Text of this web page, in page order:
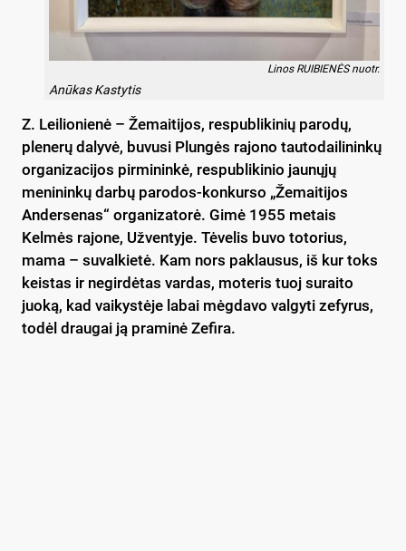
Linos RUIBIENĖS nuotr.
Anūkas Kastytis
Z. Leilionienė – Žemaitijos, respublikinių parodų,
plenerų dalyvė, buvusi Plungės rajono tautodailininkų
organizacijos pirmininkė, respublikinio jaunųjų
menininkų darbų parodos-konkurso „Žemaitijos
Andersenas“ organizatorė. Gimė 1955 metais
Kelmės rajone, Užventyje. Tėvelis buvo totorius,
mama – suvalkietė. Kam nors paklausus, iš kur toks
keistas ir negirdėtas vardas, moteris tuoj suraito
juoką, kad vaikystėje labai mėgdavo valgyti zefyrus,
todėl draugai ją praminė Zefira.